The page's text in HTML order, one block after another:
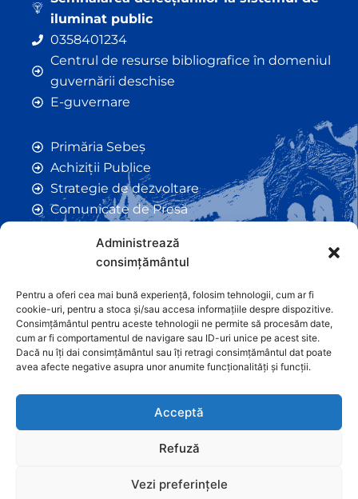
Administrează
consimțământul
Pentru a oferi cea mai bună experiență, folosim tehnologii, cum ar fi
cookie-uri, pentru a stoca și/sau accesa informațiile despre dispozitive.
Consimțământul pentru aceste tehnologii ne permite să procesăm date,
cum ar fi comportamentul de navigare sau ID-uri unice pe acest site.
Dacă nu îți dai consimțământul sau îți retragi consimțământul dat poate
avea afecte negative asupra unor anumite funcționalități și funcții.
Acceptă
Refuză
Vezi preferințele
iluminat public
0358401234
Centrul de resurse bibliografice în domeniul
guvernării deschise
E-guvernare
Primăria Sebeș
Achiziții Publice
Strategie de dezvoltare
Comunicate de Presă
Anunțuri
Hotarâri de Consiliu
Certificate de Urbanism
Autorizații de Construcții
Orașe Înfrățite
Contact
Graficã și dezvoltare website